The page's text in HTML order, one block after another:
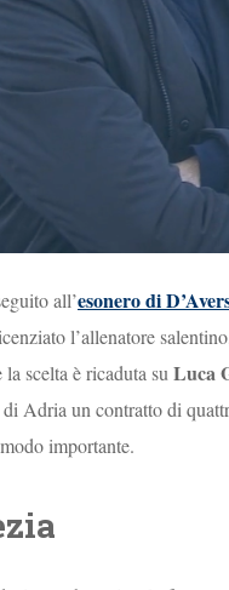
all’esonero di
l’allenatore
scelta è ricaduta su Luca
Adria un contratto di
importante.